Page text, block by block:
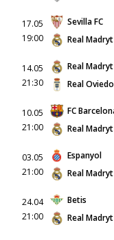
17.05
19:00
Sevilla FC
Real Madryt
14.05
21:30
Real Madryt
Real Oviedo
10.05
21:00
FC
Real Madryt
03.05
21:00
Espanyol
Real Madryt
24.04
21:00
Betis
Real Madryt